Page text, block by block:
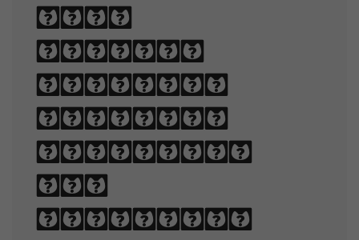
make
written
language
legible,
readable,
and
appealing